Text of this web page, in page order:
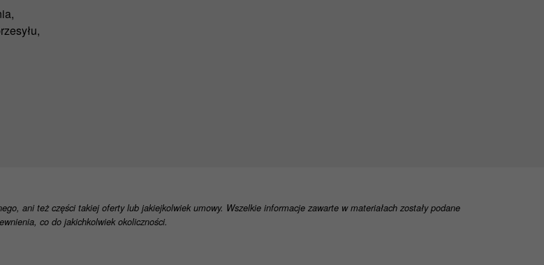
ani też części takiej oferty lub jakiejkolwiek umowy. Wszelkie informacje zawarte w materiałach zostały podane
co do jakichkolwiek okoliczności.